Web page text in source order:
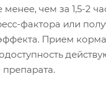
чем за 1,5-2
фактора или
Прием
препарата.